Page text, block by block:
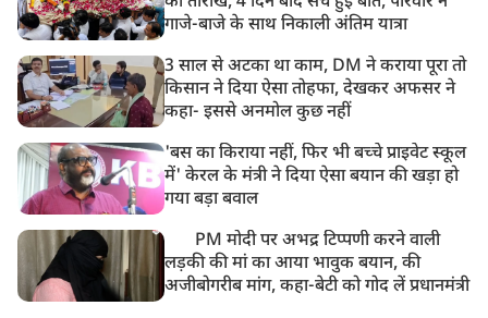
गाजे-बाजे के साथ निकाली अंतिम यात्रा
3 साल से अटका था काम, DM ने कराया पूरा तो
किसान ने दिया ऐसा तोहफा, देखकर अफसर ने
कहा- इससे अनमोल कुछ नहीं
'बस का किराया नहीं, फिर भी बच्चे प्राइवेट स्कूल
में' केरल के मंत्री ने दिया ऐसा बयान की खड़ा हो
गया बड़ा बवाल
PM मोदी पर अभद्र टिप्पणी करने वाली
लड़की की मां का आया भावुक बयान, की
अजीबोगरीब मांग, कहा-बेटी को गोद लें प्रधानमंत्री